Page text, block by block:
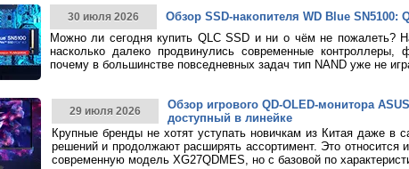
30 июля 2026
Обзор SSD-накопителя WD Blue SN5100:
Можно ли сегодня купить QLC SSD и ни о чём не пожалеть?
насколько далеко продвинулись современные
почему в большинстве повседневных задач тип NAND уже не
29 июля 2026
Обзор игрового QD-OLED-монитора
доступный в линейке
Крупные бренды не хотят уступать новичкам из Китая даже в
решений и продолжают расширять ассортимент. Это относится
современную модель XG27QDMES, но с базовой по